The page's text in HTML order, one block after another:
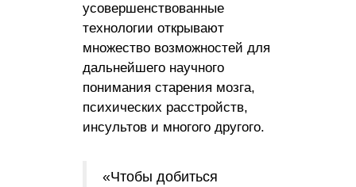
усовершенствованные
технологии открывают
множество возможностей для
дальнейшего научного
понимания старения мозга,
психических расстройств,
инсультов и многого другого.
«Чтобы добиться